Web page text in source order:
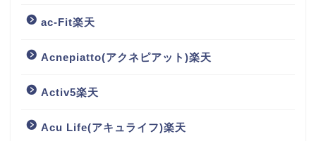
ac-Fit楽天
Acnepiatto(アクネピアット)楽天
Activ5楽天
Acu Life(アキュライフ)楽天